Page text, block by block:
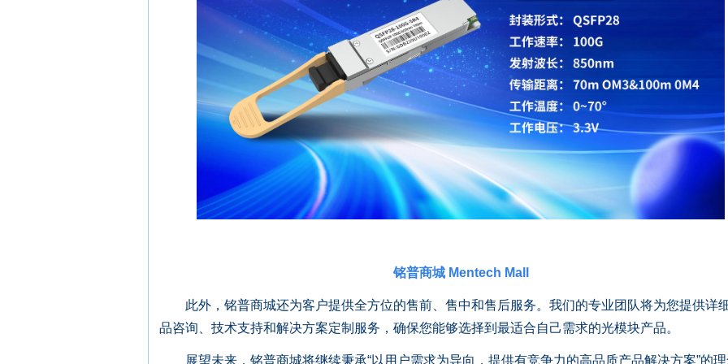
铭普商城 Mentech Mall
此外，铭普商城还为客户提供全方位的售前、售中和售后服务。我们的专业团队将为您提供详
品咨询、技术支持和解决方案定制服务，确保您能够选择到最适合自己需求的光模块产品。
展望未来，铭普商城将继续秉承“以用户需求为导向，提供有竞争力的高品质产品解决方案”的理